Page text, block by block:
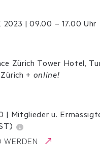
2023 |09.00 – 17.00 Uhr
Zürich Tower Hotel,
+ online!
Mitglieder u.
WERDEN